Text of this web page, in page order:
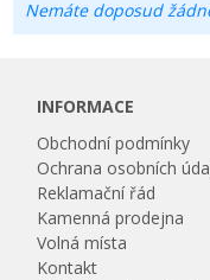
Nemáte doposud
INFORMACE
Obchodní podmínky
Ochrana osobních
Reklamační řád
Kamenná prodejna
Volná místa
Kontakt